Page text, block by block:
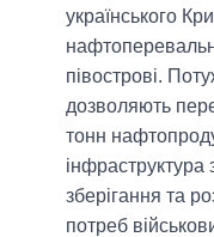
українського
півострові.
дозволяють
тонн
інфраструктура
зберігання та
потреб